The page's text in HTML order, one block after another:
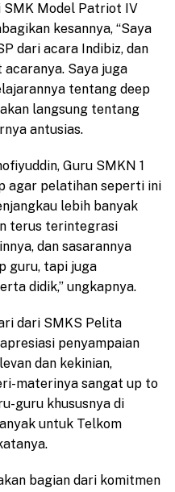
SMK Model Patriot IV
kesannya, “Saya
dari acara Indibiz, dan
Saya juga
tentang deep
langsung tentang
antusias.
Guru SMKN 1
agar pelatihan seperti ini
lebih banyak
terus terintegrasi
dan sasarannya
guru, tapi juga
didik,” ungkapnya.
dari SMKS Pelita
penyampaian
dan kekinian,
materinya sangat up to
guru khususnya di
untuk Telkom
bagian dari komitmen